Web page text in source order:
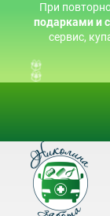
При
подарками и
сервис,